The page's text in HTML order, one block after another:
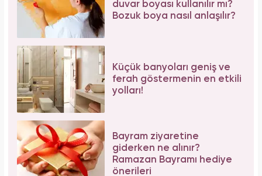
duvar boyası kullanılır mı?
Bozuk boya nasıl anlaşılır?
Küçük banyoları geniş ve
ferah göstermenin en etkili
yolları!
Bayram ziyaretine
giderken ne alınır?
Ramazan Bayramı hediye
önerileri